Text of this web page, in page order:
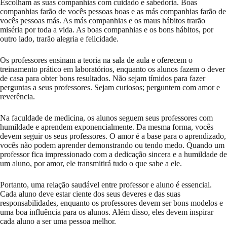
Escolham as suas companhias com cuidado e sabedoria. Boas
companhias farão de vocês pessoas boas e as más companhias farão de
vocês pessoas más. As más companhias e os maus hábitos trarão
miséria por toda a vida. As boas companhias e os bons hábitos, por
outro lado, trarão alegria e felicidade.
Os professores ensinam a teoria na sala de aula e oferecem o
treinamento prático em laboratórios, enquanto os alunos fazem o dever
de casa para obter bons resultados. Não sejam tímidos para fazer
perguntas a seus professores. Sejam curiosos; perguntem com amor e
reverência.
Na faculdade de medicina, os alunos seguem seus professores com
humildade e aprendem exponencialmente. Da mesma forma, vocês
devem seguir os seus professores. O amor é a base para o aprendizado,
vocês não podem aprender demonstrando ou tendo medo. Quando um
professor fica impressionado com a dedicação sincera e a humildade de
um aluno, por amor, ele transmitirá tudo o que sabe a ele.
Portanto, uma relação saudável entre professor e aluno é essencial.
Cada aluno deve estar ciente dos seus deveres e das suas
responsabilidades, enquanto os professores devem ser bons modelos e
uma boa influência para os alunos. Além disso, eles devem inspirar
cada aluno a ser uma pessoa melhor.